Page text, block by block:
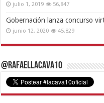
julio 1, 2019 56,847
Gobernación lanza concurso
junio 12, 2020 45,829
@RafaelLacava10